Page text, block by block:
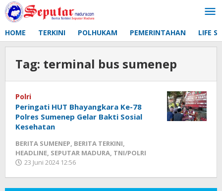
Lewati
ke
HOME TERKINI POLHUKAM PEMERINTAHAN LIFE
Tag: terminal bus sumenep
Polri
Peringati HUT Bhayangkara Ke-78
Polres Sumenep Gelar Bakti Sosial
Kesehatan
BERITA SUMENEP, BERITA TERKINI,
HEADLINE, SEPUTAR MADURA, TNI/POLRI
23 Juni 2024 12:56